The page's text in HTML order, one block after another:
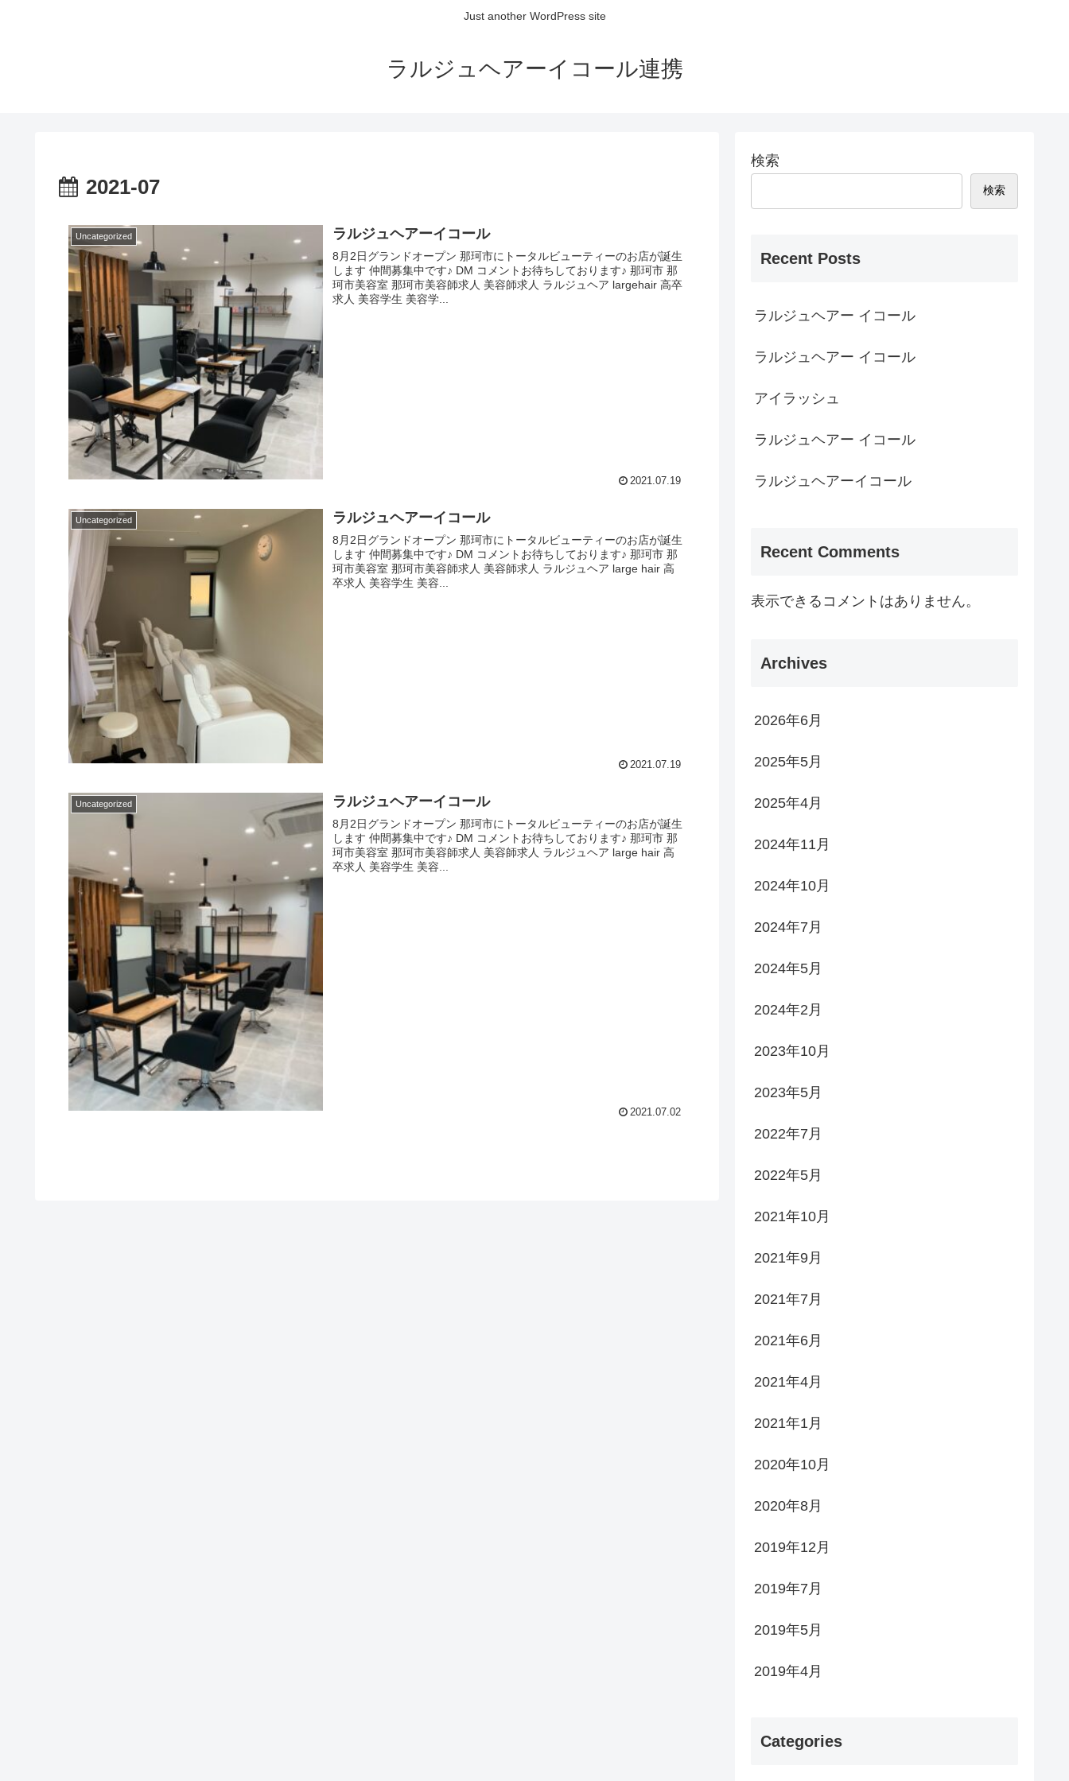
Just another WordPress site
ラルジュヘアーイコール連携
2021-07
Uncategorized ラルジュヘアーイコール
8月2日グランドオープン 那珂市にトータルビューティーのお店が誕生
します 仲間募集中です♪ DM コメントお待ちしております♪ 那珂市 那
珂市美容室 那珂市美容師求人 美容師求人 ラルジュヘア largehair 高卒
求人 美容学生 美容学...
2021.07.19
Uncategorized ラルジュヘアーイコール
8月2日グランドオープン 那珂市にトータルビューティーのお店が誕生
します 仲間募集中です♪ DM コメントお待ちしております♪ 那珂市 那
珂市美容室 那珂市美容師求人 美容師求人 ラルジュヘア large hair 高
卒求人 美容学生 美容...
2021.07.19
Uncategorized ラルジュヘアーイコール
8月2日グランドオープン 那珂市にトータルビューティーのお店が誕生
します 仲間募集中です♪ DM コメントお待ちしております♪ 那珂市 那
珂市美容室 那珂市美容師求人 美容師求人 ラルジュヘア large hair 高
卒求人 美容学生 美容...
2021.07.02
検索
検索
Recent Posts
ラルジュヘアー イコール
ラルジュヘアー イコール
アイラッシュ
ラルジュヘアー イコール
ラルジュヘアーイコール
Recent Comments
表示できるコメントはありません。
Archives
2026年6月
2025年5月
2025年4月
2024年11月
2024年10月
2024年7月
2024年5月
2024年2月
2023年10月
2023年5月
2022年7月
2022年5月
2021年10月
2021年9月
2021年7月
2021年6月
2021年4月
2021年1月
2020年10月
2020年8月
2019年12月
2019年7月
2019年5月
2019年4月
Categories